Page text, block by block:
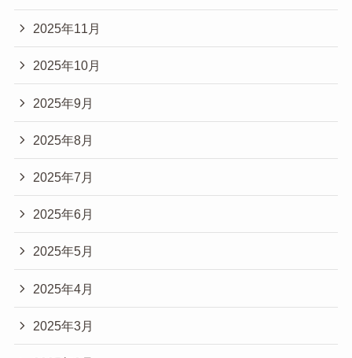
2025年11月
2025年10月
2025年9月
2025年8月
2025年7月
2025年6月
2025年5月
2025年4月
2025年3月